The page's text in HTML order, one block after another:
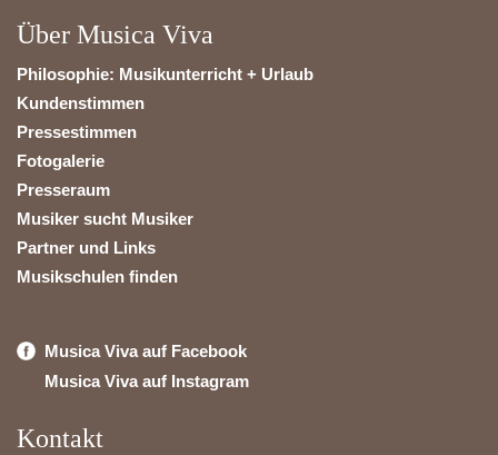
Über Musica Viva
Philosophie: Musikunterricht + Urlaub
Kundenstimmen
Pressestimmen
Fotogalerie
Presseraum
Musiker sucht Musiker
Partner und Links
Musikschulen finden
Musica Viva auf Facebook
Musica Viva auf Instagram
Kontakt